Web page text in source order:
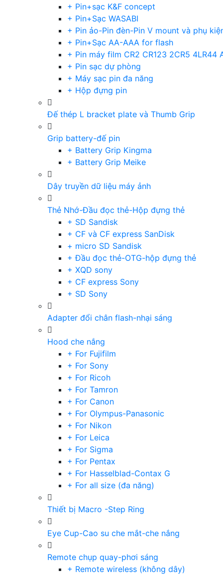
+ Pin+sạc K&F concept
+ Pin+Sạc WASABI
+ Pin ảo-Pin đèn-Pin V mount và phụ
+ Pin+Sạc AA-AAA for flash
+ Pin máy film CR2 CR123 2CR5 4LR44
+ Pin sạc dự phòng
+ Máy sạc pin đa năng
+ Hộp đựng pin
Đế thép L bracket plate và Thumb Grip
Grip battery-đế pin
+ Battery Grip Kingma
+ Battery Grip Meike
Dây truyền dữ liệu máy ảnh
Thẻ Nhớ-Đầu đọc thẻ-Hộp đựng thẻ
+ SD Sandisk
+ CF và CF express SanDisk
+ micro SD Sandisk
+ Đầu đọc thẻ-OTG-hộp đựng thẻ
+ XQD sony
+ CF express Sony
+ SD Sony
Adapter đổi chân flash-nhại sáng
Hood che nắng
+ For Fujifilm
+ For Sony
+ For Ricoh
+ For Tamron
+ For Canon
+ For Olympus-Panasonic
+ For Nikon
+ For Leica
+ For Sigma
+ For Pentax
+ For Hasselblad-Contax G
+ For all size (đa năng)
Thiết bị Macro -Step Ring
Eye Cup-Cao su che mắt-che nắng
Remote chụp quay-phơi sáng
+ Remote wireless (không dây)